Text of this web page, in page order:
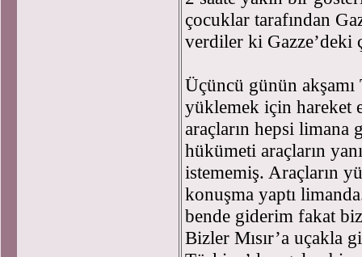
çocuklar tarafından
verdiler ki Gazze’deki
Üçüncü günün
yüklemek için hareket
araçların hepsi limana
hükümeti araçların
istememiş. Araçların
konuşma yaptı
bende giderim fakat
Bizler Mısır’a uçakla